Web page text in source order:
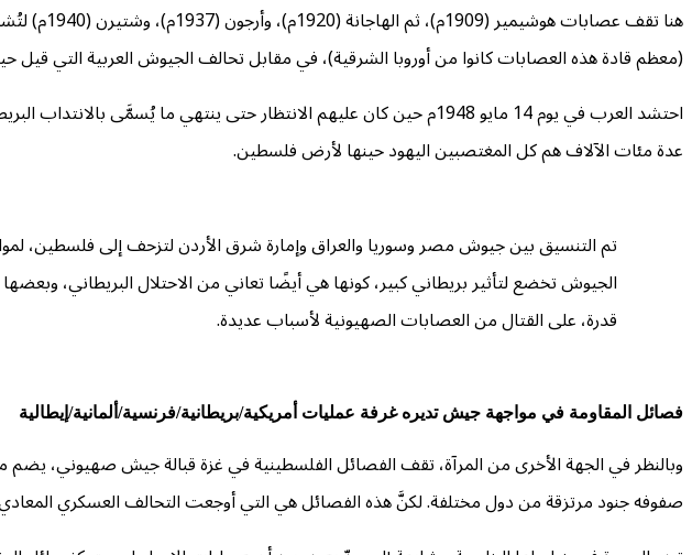
هنا تقف
(معظم قادة هذه العصابات كانوا من أوروبا الشرقية)، في مقابل تحالف الجيوش العربية التي قيل
احتشد العرب في يوم 14 مايو 1948م حين كان عليهم الانتظار حتى ينتهي
عدة مئات الآلاف هم كل المغتصبين اليهود حينها لأرض فلسطين.
تم التنسيق بين جيوش مصر وسوريا والعراق وإمارة شرق الأردن لتزحف إلى فلسطين،
الجيوش تخضع لتأثير بريطاني كبير، كونها هي أيضًا تعاني من الاحتلال البريطاني،
قدرة، على القتال من العصابات الصهيونية لأسباب عديدة.
فصائل المقاومة في مواجهة جيش تديره غرفة عمليات أمريكية/بريطانية/فرنسية/ألمانية/إيطالية
وبالنظر في الجهة الأخرى من المرآة، تقف الفصائل الفلسطينية في غزة قبالة جيش صهيوني، يضم
صفوفه جنود مرتزقة من دول مختلفة. لكنَّ هذه الفصائل هي التي أوجعت التحالف العسكري